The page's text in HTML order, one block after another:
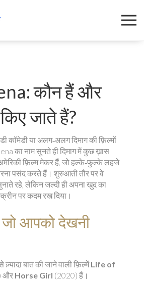
कौन हैं और
जाते हैं?
कॉमेडी या अलग‑अलग दिमाग की फ़िल्मों
का नाम सुनते ही दिमाग में कुछ ख़ास
फ़िल्म मेकर हैं, जो हल्के‑फुल्के लहजे
पसंद करते हैं। शुरुआती तौर पर वे
रहे, लेकिन जल्दी ही अपना खुद का
पर कदम रख दिया।
आपको देखनी
बात की जाने वाली फ़िल्मेंLife of
और Horse Girl (2020) हैं।